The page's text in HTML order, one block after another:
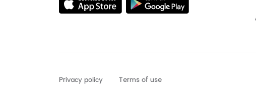
Terms of use
Privacy policy